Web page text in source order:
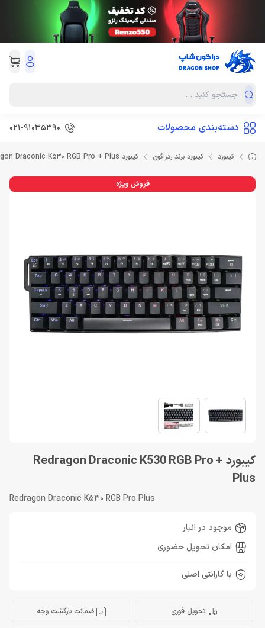
دسته‌بندی محصولات 021-91035390
کیبورد کیبورد برند ردراگون کیبورد Redragon Draconic K530 RGB Pro + Plus
فروش ویژه
کیبورد Redragon Draconic K530 RGB Pro +
Plus
Redragon Draconic K530 RGB Pro Plus
موجود در انبار
امکان تحویل حضوری
با گارانتی اصلی
تحویل فوری ضمانت بازگشت وجه